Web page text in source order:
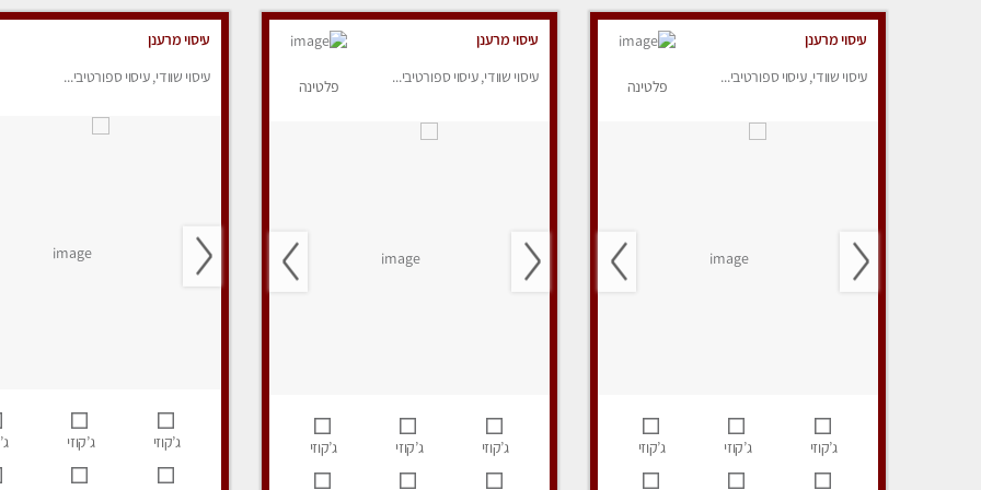
עיסוי מרענן
עיסוי שוודי, עיסוי ספורטיבי...
פלטינה
ג’קוזי ג’קוזי ג’קוזי
עיסוי מרענן
עיסוי שוודי, עיסוי ספורטיבי...
פלטינה
ג’קוזי ג’קוזי ג’קוזי
עיסוי מרענן
עיסוי שוודי, עיסוי ספורטיבי...
ג’קוזי ג’קוזי